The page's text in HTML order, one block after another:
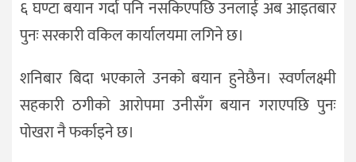
६ घण्टा बयान गर्दा पनि नसकिएपछि उनलाई अब आइतबार
पुनः सरकारी वकिल कार्यालयमा लगिने छ।
शनिबार बिदा भएकाले उनको बयान हुनेछैन। स्वर्णलक्ष्मी
सहकारी ठगीको आरोपमा उनीसँग बयान गराएपछि पुनः
पोखरा नै फर्काइने छ।